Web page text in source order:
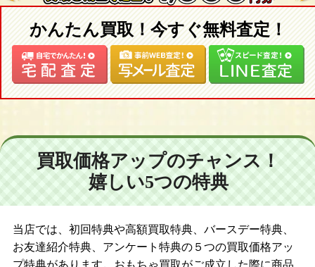
かんたん買取！今すぐ無料査定！
買取価格アップのチャンス！
嬉しい5つの特典
当店では、初回特典や高額買取特典、バースデー特典、
お友達紹介特典、アンケート特典の５つの買取価格アッ
プ特典があります。おもちゃ買取がご成立した際に商品